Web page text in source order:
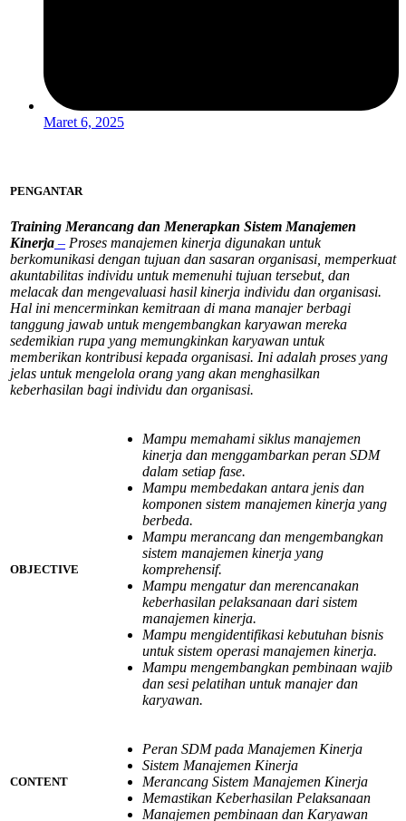
Maret 6, 2025
PENGANTAR
Training Merancang dan Menerapkan Sistem Manajemen
Kinerja – Proses manajemen kinerja digunakan untuk
berkomunikasi dengan tujuan dan sasaran organisasi, memperkuat
akuntabilitas individu untuk memenuhi tujuan tersebut, dan
melacak dan mengevaluasi hasil kinerja individu dan organisasi.
Hal ini mencerminkan kemitraan di mana manajer berbagi
tanggung jawab untuk mengembangkan karyawan mereka
sedemikian rupa yang memungkinkan karyawan untuk
memberikan kontribusi kepada organisasi. Ini adalah proses yang
jelas untuk mengelola orang yang akan menghasilkan
keberhasilan bagi individu dan organisasi.
OBJECTIVE
Mampu memahami siklus manajemen
kinerja dan menggambarkan peran SDM
dalam setiap fase.
Mampu membedakan antara jenis dan
komponen sistem manajemen kinerja yang
berbeda.
Mampu merancang dan mengembangkan
sistem manajemen kinerja yang
komprehensif.
Mampu mengatur dan merencanakan
keberhasilan pelaksanaan dari sistem
manajemen kinerja.
Mampu mengidentifikasi kebutuhan bisnis
untuk sistem operasi manajemen kinerja.
Mampu mengembangkan pembinaan wajib
dan sesi pelatihan untuk manajer dan
karyawan.
CONTENT
Peran SDM pada Manajemen Kinerja
Sistem Manajemen Kinerja
Merancang Sistem Manajemen Kinerja
Memastikan Keberhasilan Pelaksanaan
Manajemen pembinaan dan Karyawan